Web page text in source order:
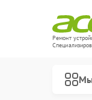
Ремонт